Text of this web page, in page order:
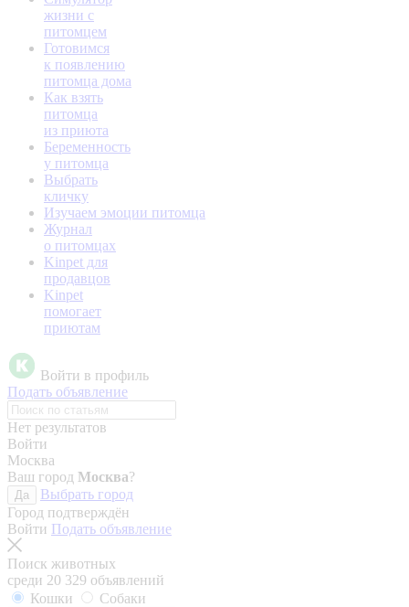
жизни с
питомцем
Готовимся
к появлению
питомца дома
Как взять
питомца
из приюта
Беременность
у питомца
Выбрать
кличку
Изучаем эмоции питомца
Журнал
о питомцах
Kinpet для
продавцов
Kinpet
помогает
приютам
Войти в профиль
Подать объявление
Нет результатов
Войти
Москва
Ваш город Москва?
Да
Выбрать город
Город подтверждён
Войти Подать объявление
Поиск животных
среди 20 329 объявлений
Кошки
Собаки